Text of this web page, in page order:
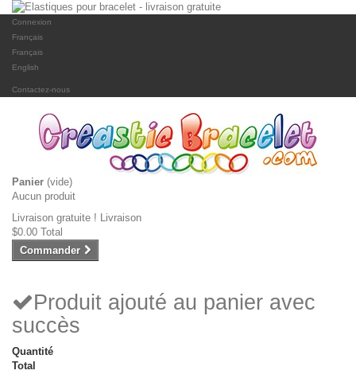
Connexion
Français
Français
English
Contactez-nous
Panier (vide)
Aucun produit
Livraison gratuite ! Livraison
$0.00 Total
Commander
Produit ajouté au panier avec
succès
Quantité
Total